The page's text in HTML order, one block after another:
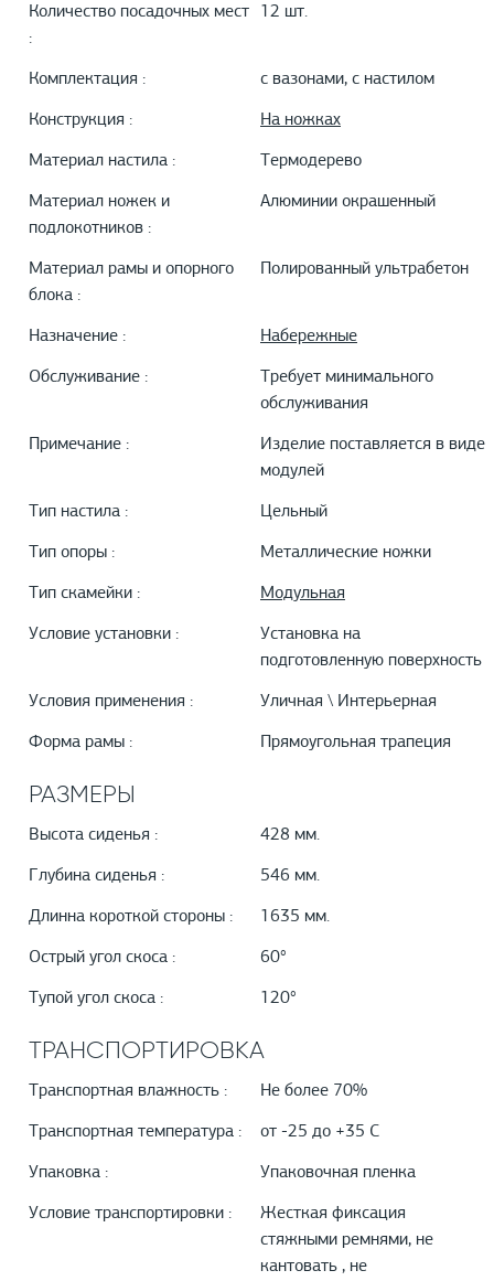
Количество посадочных мест
:
12 шт.
Комплектация : с вазонами, с настилом
Конструкция : На ножках
Материал настила : Термодерево
Материал ножек и
подлокотников :
Алюминии окрашенный
Материал рамы и опорного
блока :
Полированный ультрабетон
Назначение : Набережные
Обслуживание :
Требует минимального
обслуживания
Примечание :
Изделие поставляется в виде
модулей
Тип настила : Цельный
Тип опоры : Металлические ножки
Тип скамейки : Модульная
Условие установки :
Установка на
подготовленную поверхность
Условия применения : Уличная \ Интерьерная
Форма рамы : Прямоугольная трапеция
РАЗМЕРЫ
Высота сиденья : 428 мм.
Глубина сиденья : 546 мм.
Длинна короткой стороны : 1635 мм.
Острый угол скоса : 60°
Тупой угол скоса : 120°
ТРАНСПОРТИРОВКА
Транспортная влажность : Не более 70%
Транспортная температура : от -25 до +35 С
Упаковка : Упаковочная пленка
Условие транспортировки :
Жесткая фиксация
стяжными ремнями, не
кантовать , не